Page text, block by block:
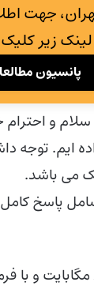
جهت
لینک زیر کلیک
پانسیون
سلام و
ایم.
می باشد.
پاسخ کامل